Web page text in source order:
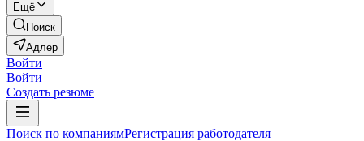
Ещё
Поиск
Адлер
Войти
Войти
Создать резюме
Поиск по компаниямРегистрация работодателя